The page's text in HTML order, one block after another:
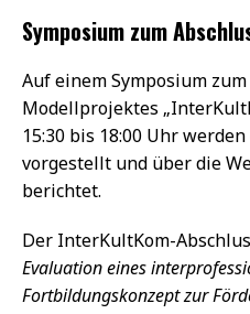
Symposium zum
Auf einem Symposium
Modellprojektes
15:30 bis 18:00 Uhr
vorgestellt und über die
berichtet.
Der InterKultKom-
Evaluation eines
Fortbildungskonzept zur